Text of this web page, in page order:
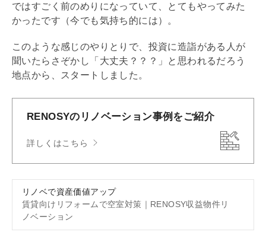
ではすごく前のめりになっていて、とてもやってみた
かったです（今でも気持ち的には）。
このような感じのやりとりで、投資に造詣がある人が
聞いたらさぞかし「大丈夫？？？」と思われるだろう
地点から、スタートしました。
RENOSYの リノベーション事例をご紹介
詳しくはこちら
リノベで資産価値アップ
賃貸向け リフォーム で空室対策｜RENOSY収益物件リ
ノベーション